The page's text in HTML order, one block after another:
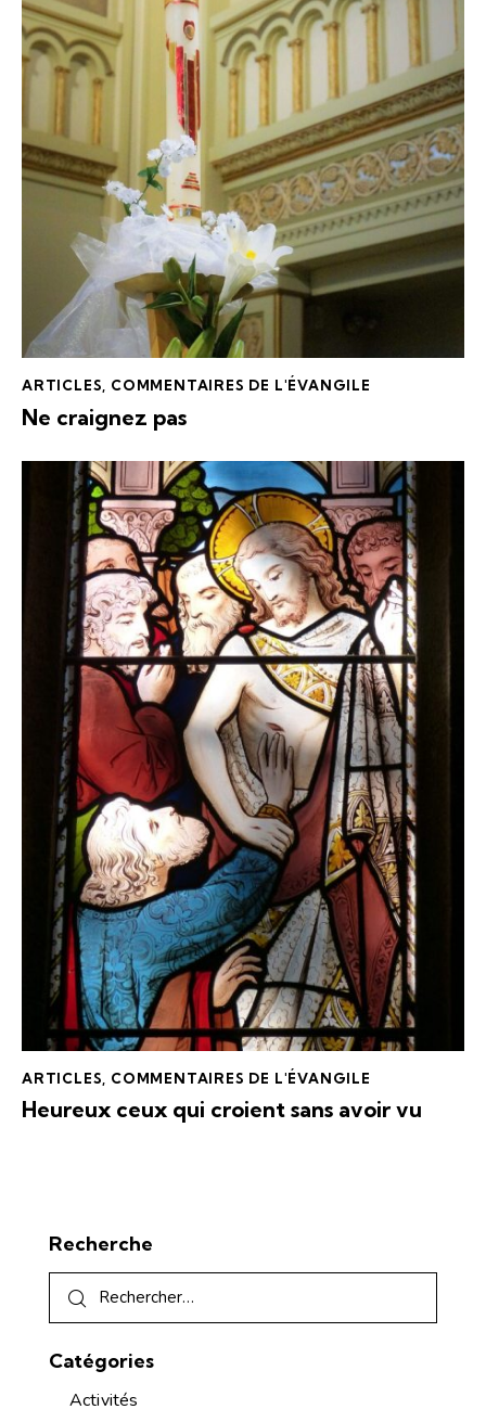
ARTICLES, COMMENTAIRES DE L'ÉVANGILE
Ne craignez pas
ARTICLES COMMENTAIRES DE L'ÉVANGILE
Heureux ceux qui croient sans avoir vu
Recherche
Catégories
Activités